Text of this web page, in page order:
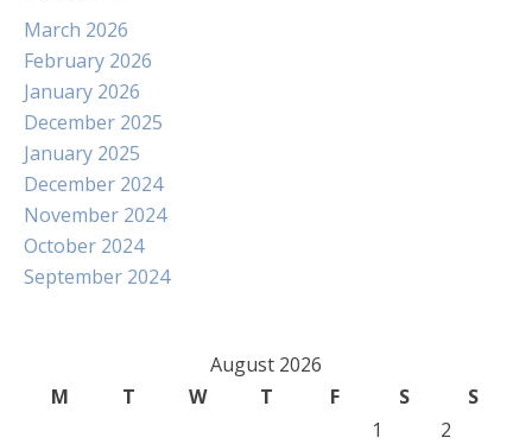
March 2026
February 2026
January 2026
December 2025
January 2025
December 2024
November 2024
October 2024
September 2024
August 2026
M
T W T F S
S
1
2